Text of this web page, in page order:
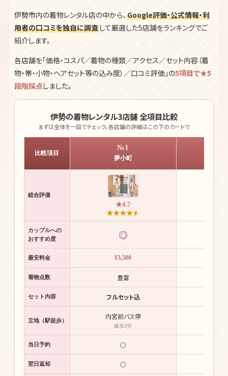
伊勢市内の着物レンタル店の中から、Google評価・公式情報・利
用者の口コミを独自に調査して厳選した5店舗をランキングでご
紹介します。
各店舗を「価格・コスパ／着物の種類／アクセス／セット内容（着
物・帯・小物・ヘアセット等の込み度）／口コミ評価」の5項目で★5
段階採点しました。
伊勢の着物レンタル3店舗 全項目比較
まずは全体を一目でチェック。各店舗の詳細はこの下のカードで
比較項目
№1
夢小町
総合評価
★4.7
★★★★★
カップルへの
おすすめ度
◎
最安料金 ¥3,500
着物点数 豊富
セット内容 フルセット込
立地（駅徒歩） 内宮前バス停
徒歩2分
当日予約 ○
翌日返却 ○